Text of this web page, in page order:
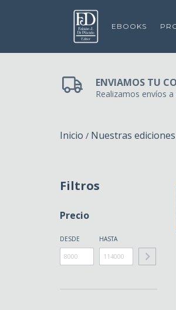
EBOOKS
ENVIAMOS TU
Realizamos envíos
Inicio / Nuestras ediciones
Filtros
Precio
DESDE HASTA